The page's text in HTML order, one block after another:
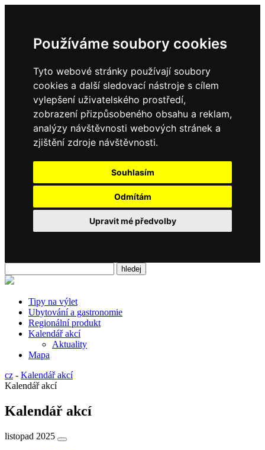
Používáme soubory cookies
Tyto webové stránky používají soubory
cookies a další sledovací nástroje s cílem
vylepšení uživatelského prostředí,
zobrazení přizpůsobeného obsahu a reklam,
analýzy návštěvnosti webových stránek a
zjištění zdroje návštěvnosti.
Souhlasím
Odmítám
Upravit mé předvolby
Tipy na výlet
Ubytování a gastronomie
Regionální produkt
Kalendář akcí
Aktuality
Mapa
cz - Kalendář akcí
Kalendář akcí
Kalendář akcí
listopad 2025